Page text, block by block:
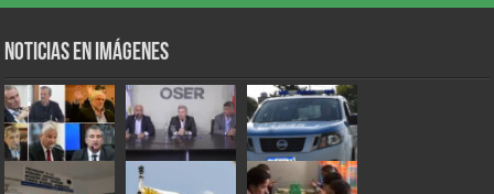
Noticias en Imágenes